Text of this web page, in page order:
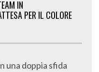
IN
PER IL COLORE
una doppia sfida